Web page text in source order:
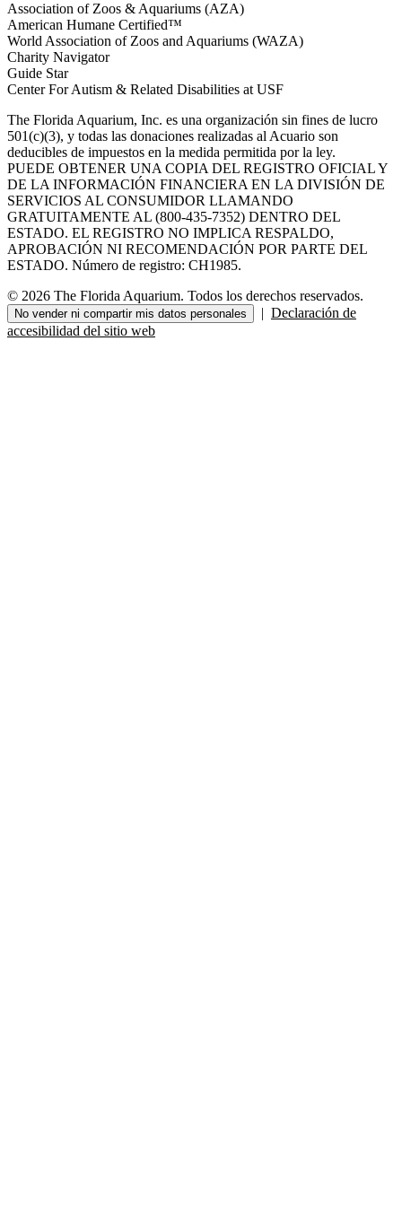
Association of Zoos & Aquariums (AZA)
American Humane Certified™
World Association of Zoos and Aquariums (WAZA)
Charity Navigator
Guide Star
Center For Autism & Related Disabilities at USF
The Florida Aquarium, Inc. es una organización sin fines de lucro
501(c)(3), y todas las donaciones realizadas al Acuario son
deducibles de impuestos en la medida permitida por la ley.
PUEDE OBTENER UNA COPIA DEL REGISTRO OFICIAL Y
DE LA INFORMACIÓN FINANCIERA EN LA DIVISIÓN DE
SERVICIOS AL CONSUMIDOR LLAMANDO
GRATUITAMENTE AL (800-435-7352) DENTRO DEL
ESTADO. EL REGISTRO NO IMPLICA RESPALDO,
APROBACIÓN NI RECOMENDACIÓN POR PARTE DEL
ESTADO. Número de registro: CH1985.
© 2026 The Florida Aquarium. Todos los derechos reservados.
No vender ni compartir mis datos personales | Declaración de
accesibilidad del sitio web